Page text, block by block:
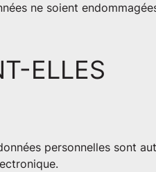
ne soient
ELLES
personnelles sont